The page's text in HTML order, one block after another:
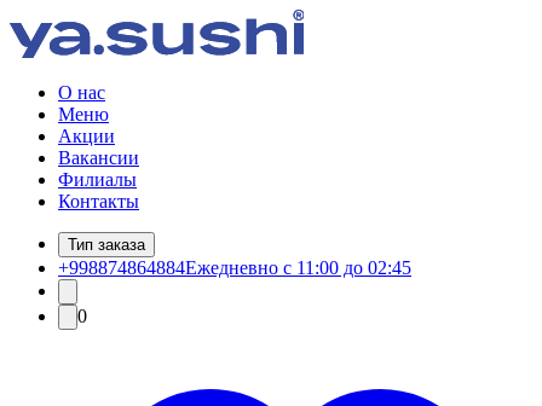
О нас
Меню
Акции
Вакансии
Филиалы
Контакты
Тип заказа
+998874864884Ежедневно с 11:00 до 02:45
0